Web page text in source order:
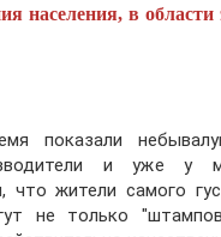
населения, в области
показали
и уже у
что жители самого
не только